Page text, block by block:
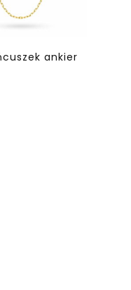
ankier